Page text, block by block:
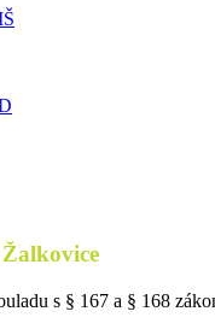
s § 167 a § 168